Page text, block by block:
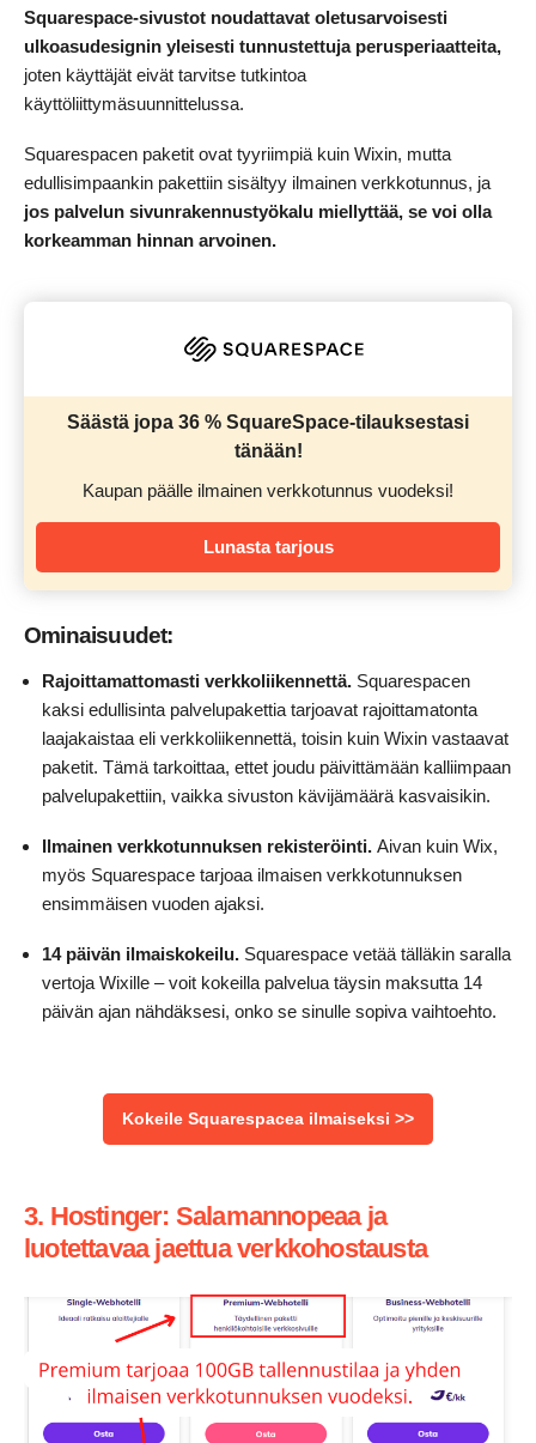
Squarespace-sivustot noudattavat oletusarvoisesti
ulkoasudesignin yleisesti tunnustettuja perusperiaatteita,
joten käyttäjät eivät tarvitse tutkintoa
käyttöliittymäsuunnittelussa.
Squarespacen paketit ovat tyyriimpiä kuin Wixin, mutta
edullisimpaankin pakettiin sisältyy ilmainen verkkotunnus, ja
jos palvelun sivunrakennustyökalu miellyttää, se voi olla
korkeamman hinnan arvoinen.
Säästä jopa 36 % SquareSpace-tilauksestasi
tänään!
Kaupan päälle ilmainen verkkotunnus vuodeksi!
Lunasta tarjous
Ominaisuudet:
Rajoittamattomasti verkkoliikennettä. Squarespacen
kaksi edullisinta palvelupakettia tarjoavat rajoittamatonta
laajakaistaa eli verkkoliikennettä, toisin kuin Wixin vastaavat
paketit. Tämä tarkoittaa, ettet joudu päivittämään kalliimpaan
palvelupakettiin, vaikka sivuston kävijämäärä kasvaisikin.
Ilmainen verkkotunnuksen rekisteröinti. Aivan kuin Wix,
myös Squarespace tarjoaa ilmaisen verkkotunnuksen
ensimmäisen vuoden ajaksi.
14 päivän ilmaiskokeilu. Squarespace vetää tälläkin saralla
vertoja Wixille – voit kokeilla palvelua täysin maksutta 14
päivän ajan nähdäksesi, onko se sinulle sopiva vaihtoehto.
Kokeile Squarespacea ilmaiseksi >>
3. Hostinger: Salamannopeaa ja
luotettavaa jaettua verkkohostausta